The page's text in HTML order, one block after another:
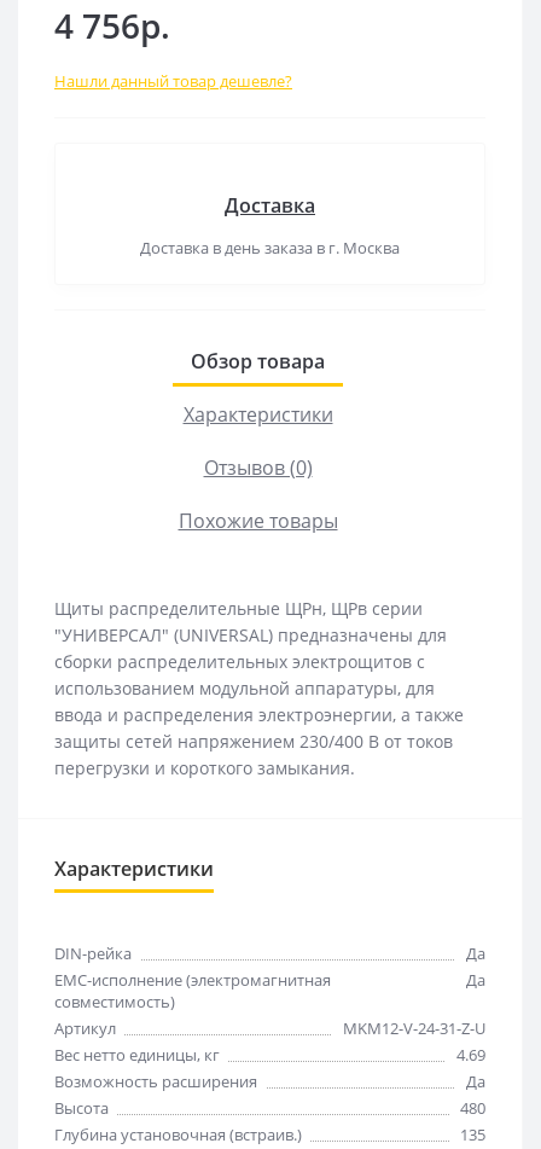
4 756р.
Нашли данный товар дешевле?
Доставка
Доставка в день заказа в г. Москва
Обзор товара
Характеристики
Отзывов (0)
Похожие товары
Щиты распределительные ЩРн, ЩРв серии
"УНИВЕРСАЛ" (UNIVERSAL) предназначены для
сборки распределительных электрощитов с
использованием модульной аппаратуры, для
ввода и распределения электроэнергии, а также
защиты сетей напряжением 230/400 В от токов
перегрузки и короткого замыкания.
Характеристики
DIN-рейка
Да
EMC-исполнение (электромагнитная
совместимость)
Да
Артикул
MKM12-V-24-31-Z-U
Вес нетто единицы, кг
4.69
Возможность расширения
Да
Высота
480
Глубина установочная (встраив.)
135